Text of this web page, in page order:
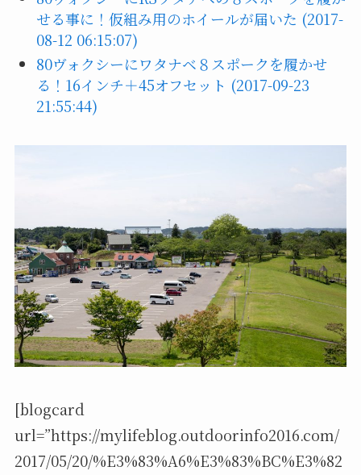
せる事に！仮組み用のホイールが届いた (2017-
08-12 06:15:07)
80ヴォクシーにワタナベ８スポークを履かせ
る！16インチ＋45オフセット (2017-09-23
21:55:44)
[blogcard
url=”https://mylifeblog.outdoorinfo2016.com/
2017/05/20/%E3%83%A6%E3%83%BC%E3%82